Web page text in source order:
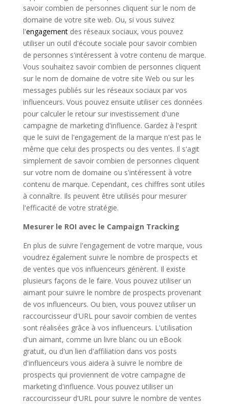
savoir combien de personnes cliquent sur le nom de
domaine de votre site web. Ou, si vous suivez
l'engagementdes réseaux sociaux, vous pouvez
utiliser un outil d'écoute sociale pour savoir combien
de personnes s'intéressent à votre contenu de marque.
Vous souhaitez savoir combien de personnes cliquent
sur le nom de domaine de votre site Web ou sur les
messages publiés sur les réseaux sociaux par vos
influenceurs. Vous pouvez ensuite utiliser ces données
pour calculer le retour sur investissement d'une
campagne de marketing d'influence. Gardez à l'esprit
que le suivi de l'engagement de la marque n'est pas le
même que celui des prospects ou des ventes. Il s'agit
simplement de savoir combien de personnes cliquent
sur votre nom de domaine ou s'intéressent à votre
contenu de marque. Cependant, ces chiffres sont utiles
à connaître. Ils peuvent être utilisés pour mesurer
l'efficacité de votre stratégie.
Mesurer le ROI avec le Campaign Tracking
En plus de suivre l'engagement de votre marque, vous
voudrez également suivre le nombre de prospects et
de ventes que vos influenceurs génèrent. Il existe
plusieurs façons de le faire. Vous pouvez utiliser un
aimant pour suivre le nombre de prospects provenant
de vos influenceurs. Ou bien, vous pouvez utiliser un
raccourcisseur d'URL pour savoir combien de ventes
sont réalisées grâce à vos influenceurs. L'utilisation
d'un aimant, comme un livre blanc ou un eBook
gratuit, ou d'un lien d'affiliation dans vos posts
d'influenceurs vous aidera à suivre le nombre de
prospects qui proviennent de votre campagne de
marketing d'influence. Vous pouvez utiliser un
raccourcisseur d'URL pour suivre le nombre de ventes